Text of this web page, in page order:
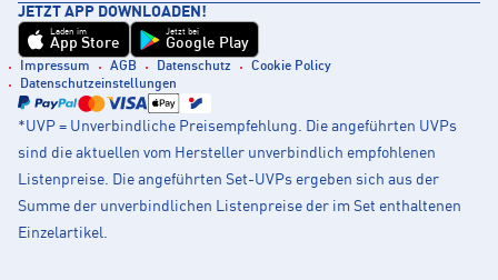
JETZT APP DOWNLOADEN!
Laden im
App Store
Jetzt bei
Google Play
Impressum AGB Datenschutz
Cookie Policy
Datenschutzeinstellungen
*UVP = Unverbindliche Preisempfehlung. Die angeführten UVPs
sind die aktuellen vom Hersteller unverbindlich empfohlenen
Listenpreise. Die angeführten Set-UVPs ergeben sich aus der
Summe der unverbindlichen Listenpreise der im Set enthaltenen
Einzelartikel.